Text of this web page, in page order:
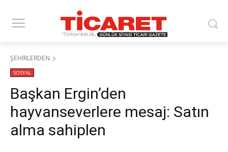
ŞEHİRLERDEN
SOSYAL
Başkan Ergin’den
hayvanseverlere mesaj: Satın
alma sahiplen